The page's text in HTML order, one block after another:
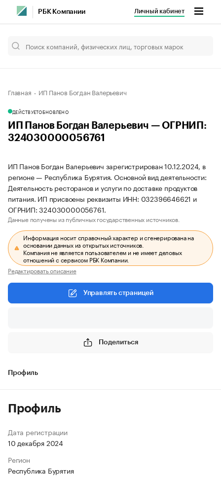
РБК Компании Личный кабинет
Главная ИП Панов Богдан Валерьевич
ДЕЙСТВУЕТОБНОВЛЕНО
ИП Панов Богдан Валерьевич — ОГРНИП:
324030000056761
ИП Панов Богдан Валерьевич зарегистрирован 10.12.2024, в
регионе — Республика Бурятия. Основной вид деятельности:
Деятельность ресторанов и услуги по доставке продуктов
питания. ИП присвоены реквизиты ИНН: 032396646621 и
ОГРНИП: 324030000056761.
Данные получены из публичных государственных источников.
Информация носит справочный характер и сгенерирована на
основании данных из открытых источников.
Компания не является пользователем и не имеет деловых
отношений с сервисом РБК Компании.
Редактировать описание
Управлять страницей
Поделиться
Профиль
Профиль
Дата регистрации
10 декабря 2024
Регион
Республика Бурятия